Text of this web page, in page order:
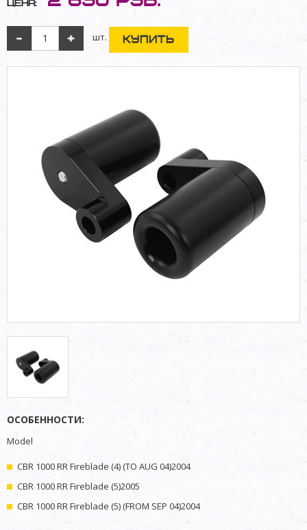
Цена:
шт.
ОСОБЕННОСТИ:
Model
CBR 1000 RR Fireblade (4) (TO AUG 04)2004
CBR 1000 RR Fireblade (5)2005
CBR 1000 RR Fireblade (5) (FROM SEP 04)2004